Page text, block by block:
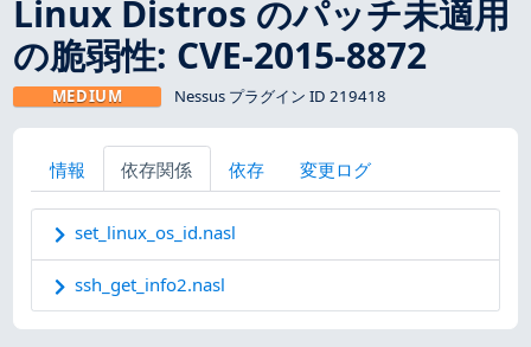
Linux Distros のパッチ未適用
の脆弱性: CVE-2015-8872
MEDIUM Nessus プラグイン ID 219418
情報 依存関係 依存 変更ログ
set_linux_os_id.nasl
ssh_get_info2.nasl